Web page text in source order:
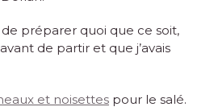
préparer quoi que ce soit,
de partir et que j’avais
et noisettes pour le salé.